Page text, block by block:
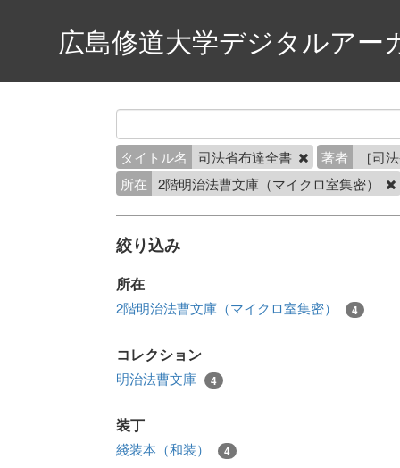
広島修道大学デジタルアー
タイトル名 司法省布達全書 著者
［司
所在
2階明治法曹文庫（マイクロ室集密）
絞り込み
所在
2階明治法曹文庫（マイクロ室集密） 4
コレクション
明治法曹文庫 4
装丁
綫装本（和装） 4